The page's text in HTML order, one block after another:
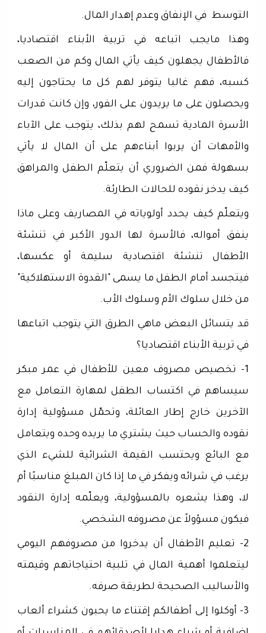
التوسط في الإنفاق وعدم إهدار المال.
وهذا مايجب اتباعه في تربية الأبناء اقتصاديا،
فالأطفال يجهلون كيف يأتي المال وكم من الصعب
كسبه، فهم غالبا يتوفر لهم كل ما يحتاجون إليه
ويحصلون على ما يريدون على الفور، وإن كانت قدرات
الأسرة المادية تسمح لهم بذلك، يتوجب على الآباء
والأمهات أن يربوا أبناءهم على أن المال لا يأتي
بسهولة فمن الضروري أن يتعلّم الطفل والمراهق
كيف يدخر نقوده للحالات الطارئة.
ويتعلّم كيف يحدد أولوياته في المصاريف وعلى ماذا
ينفق أمواله، فالأسرة لها الدور الأكبر في تنشئة
الأطفال تنشئة اقتصادية سليمة أو عكسها،
فيتجسد أمام الطفل ما يسمى "القدوة الاستهلاكية"
من خلال سلوك الأم وسلوك الأب.
قد يتسائل البعض ماهي الطرق التي يتوجب اتباعها
في تربية الأبناء اقتصاديا؟
1- تخصيص مصروف معين للأطفال في عمر مبكر
سيساهم في اكتساب الطفل لمهارة التعامل مع
الآخرين خارج إطار العائلة، وتحمّل مسؤولية إدارة
نقوده والحساب حيث يشتري ما يريده وحده ويتعامل
مع البائع ويحتسب القيمة الشرائية للشيء الذي
يرغب في شرائه ويفكر في ما إذا كان المبلغ مناسبًا أم
لا، وهذا يشعره بالمسؤولية، ويعلّمه إدارة النقود
فيكون مسؤولاً عن مصروفه الشخصي.
2- تعليم الأطفال أن يدخروا من مصروفهم اليومي
ليتعلموا أهمية المال في تلبية احتياجاتهم وقيمته
والأساليب الصحيحة لطريقة صرفه.
3- أوكلوا إلى أطفالكم إقتناء ما يحبون كشراء ألعاب